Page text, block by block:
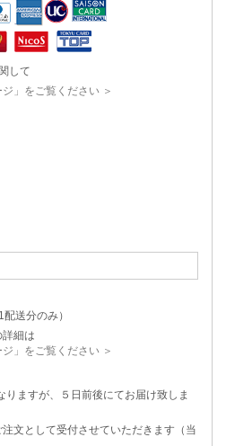
して
」をご覧ください ＞
1配送分のみ）
細は
」をご覧ください ＞
ますが、５日前後にてお届け致しま
文として受付させていただきます（当